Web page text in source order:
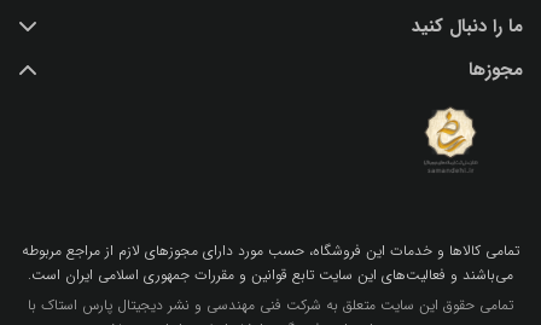
اشتراک / تمدید
بلاگ پارس استاک
نکات و ترفندهای طراحی گرافیکی
support@parsstock.ir
شرایط استفاده از وب سایت
سیاست حفظ حریم شخصی کاربران
ما را دنبال کنید
مجوزها
تمامي كالاها و خدمات اين فروشگاه، حسب مورد داراي مجوزهاي لازم از مراجع مربوطه
مي‌باشند و فعاليت‌هاي اين سايت تابع قوانين و مقررات جمهوري اسلامي ايران است.
تمامی حقوق این سایت متعلق به شرکت فنی مهندسی و نشر دیجیتال پارس استاک با